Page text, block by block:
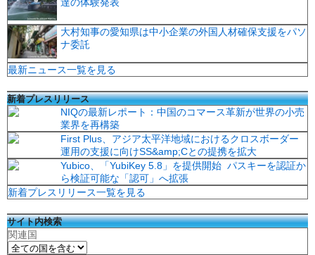
達の体験発表
大村知事の愛知県は中小企業の外国人材確保支援をパソ
ナ委託
最新ニュース一覧を見る
新着プレスリリース
NIQの最新レポート：中国のコマース革新が世界の小売
業界を再構築
First Plus、アジア太平洋地域におけるクロスボーダー
運用の支援に向けSS&amp;Cとの提携を拡大
Yubico、「YubiKey 5.8」を提供開始 パスキーを認証か
ら検証可能な「認可」へ拡張
新着プレスリリース一覧を見る
サイト内検索
関連国